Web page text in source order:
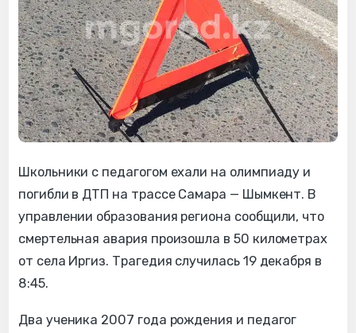
Школьники с педагогом ехали на олимпиаду и
погибли в ДТП на трассе Самара — Шымкент. В
управлении образования региона сообщили, что
смертельная авария произошла в 50 километрах
от села Иргиз. Трагедия случилась 19 декабря в
8:45.
Два ученика 2007 года рождения и педагог